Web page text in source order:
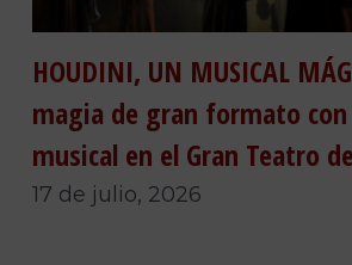
HOUDINI, UN MUSICAL
magia de gran formato
musical en el Gran Teatro
17 de julio, 2026